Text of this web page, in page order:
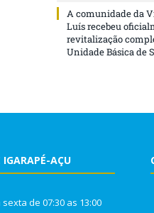
A comunidade da
Luís recebeu
revitalização
Unidade Básica de
AÇU
de 07:30 as 13:00